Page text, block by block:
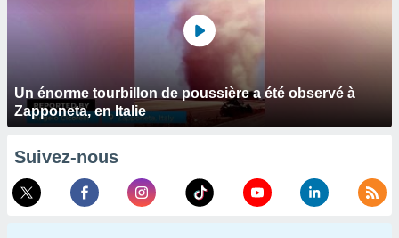
Un énorme tourbillon de poussière a été observé à
Zapponeta, en Italie
Suivez-nous